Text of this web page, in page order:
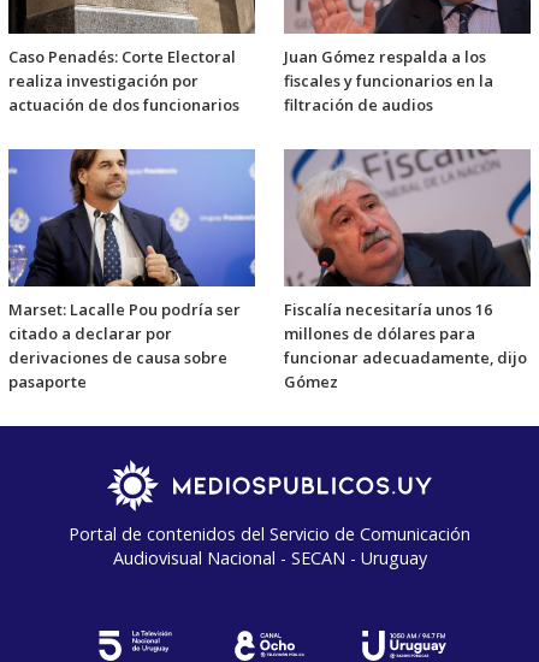
Caso Penadés: Corte Electoral
realiza investigación por
actuación de dos funcionarios
Juan Gómez respalda a los
fiscales y funcionarios en la
filtración de audios
Marset: Lacalle Pou podría ser
citado a declarar por
derivaciones de causa sobre
pasaporte
Fiscalía necesitaría unos 16
millones de dólares para
funcionar adecuadamente, dijo
Gómez
Portal de contenidos del Servicio de Comunicación
Audiovisual Nacional - SECAN - Uruguay